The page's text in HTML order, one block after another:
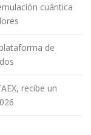
cuántica
de
recibe un